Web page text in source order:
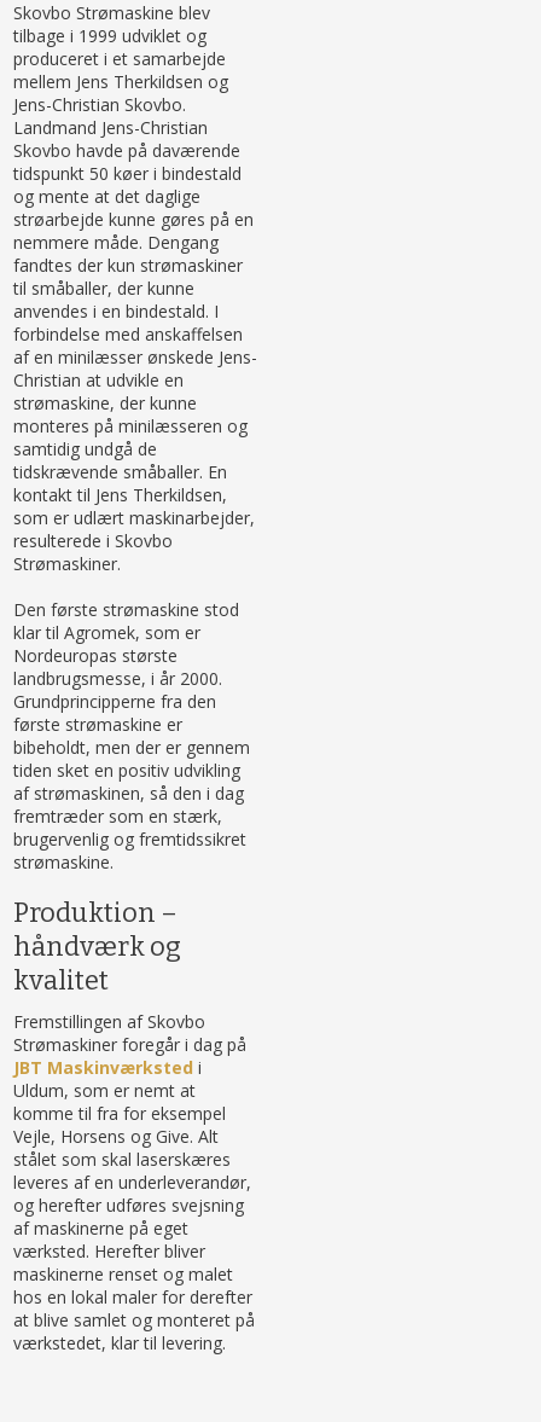
Skovbo Strømaskine blev
tilbage i 1999 udviklet og
produceret i et samarbejde
mellem Jens Therkildsen og
Jens-Christian Skovbo.
Landmand Jens-Christian
Skovbo havde på daværende
tidspunkt 50 køer i bindestald
og mente at det daglige
strøarbejde kunne gøres på en
nemmere måde. Dengang
fandtes der kun strømaskiner
til småballer, der kunne
anvendes i en bindestald. I
forbindelse med anskaffelsen
af en minilæsser ønskede Jens-
Christian at udvikle en
strømaskine, der kunne
monteres på minilæsseren og
samtidig undgå de
tidskrævende småballer. En
kontakt til Jens Therkildsen,
som er udlært maskinarbejder,
resulterede i Skovbo
Strømaskiner.
Den første strømaskine stod
klar til Agromek, som er
Nordeuropas største
landbrugsmesse, i år 2000.
Grundprincipperne fra den
første strømaskine er
bibeholdt, men der er gennem
tiden sket en positiv udvikling
af strømaskinen, så den i dag
fremtræder som en stærk,
brugervenlig og fremtidssikret
strømaskine.
Produktion –
håndværk og
kvalitet
Fremstillingen af Skovbo
Strømaskiner foregår i dag på
JBT Maskinværksted i
Uldum, som er nemt at
komme til fra for eksempel
Vejle, Horsens og Give. Alt
stålet som skal laserskæres
leveres af en underleverandør,
og herefter udføres svejsning
af maskinerne på eget
værksted. Herefter bliver
maskinerne renset og malet
hos en lokal maler for derefter
at blive samlet og monteret på
værkstedet, klar til levering.